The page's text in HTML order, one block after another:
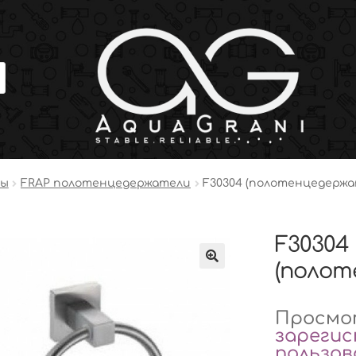
FRAP полотенцедержатели F30304
F30304